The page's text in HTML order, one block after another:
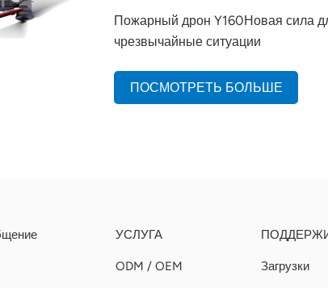
Пожарный дрон Y160Новая сила
чрезвычайные ситуации
ПОСМОТРЕТЬ БОЛЬШЕ
УСЛУГА
ODM / OEM Загрузки